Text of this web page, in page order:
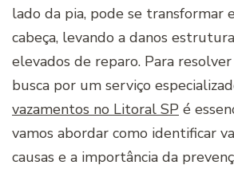
lado da pia, pode se transformar
cabeça, levando a danos
elevados de reparo. Para
busca por um serviço
vazamentos no Litoral SP é
vamos abordar como identificar
causas e a importância da